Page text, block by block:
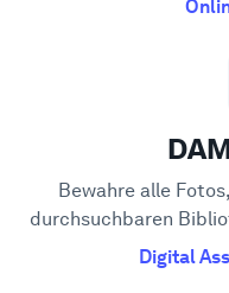
Bewahre alle
durchsuchbaren
Digital